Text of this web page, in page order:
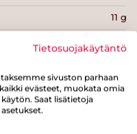
11 g
Tietosuojakäytäntö
sivuston parhaan
evästeet, muokata omia
Saat lisätietoja